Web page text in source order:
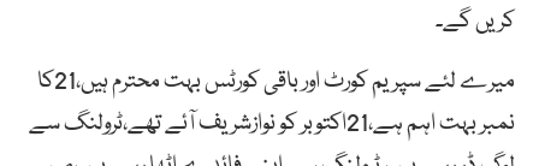
کریں گے۔
میرے لئے سپریم کورٹ اور باقی کورٹس بہت محترم ہیں،21کا
نمبر بہت اہم ہے،21اکتوبر کو نوازشریف آئے تھے،ٹرولنگ سے